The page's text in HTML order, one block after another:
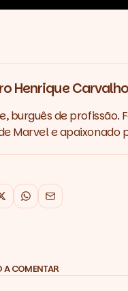
Henrique Carvalho
burguês de profissão.
Marvel e apaixonado
WhatsApp
Email
A COMENTAR